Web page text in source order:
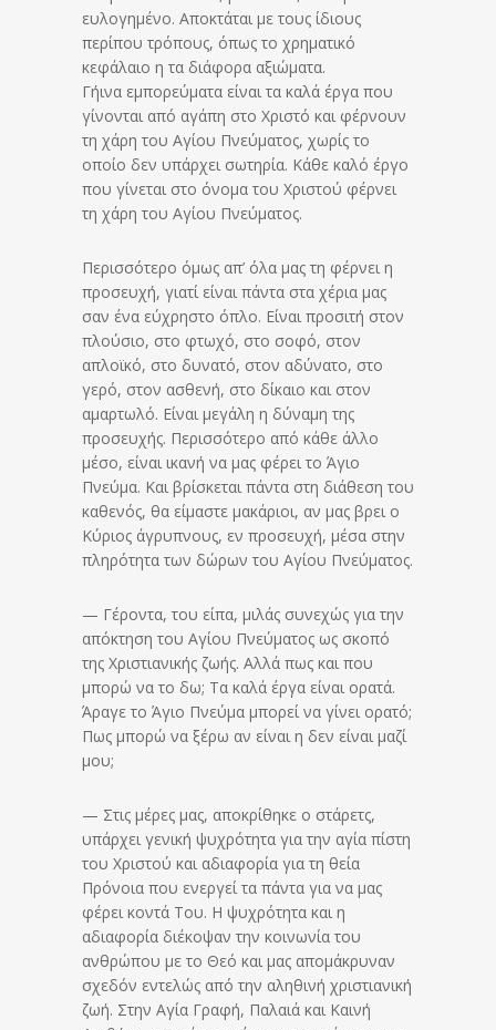
ευλογημένο. Αποκτάται με τους ίδιους
περίπου τρόπους, όπως το χρηματικό
κεφάλαιο η τα διάφορα αξιώματα.
Γήινα εμπορεύματα είναι τα καλά έργα που
γίνονται από αγάπη στο Χριστό και φέρνουν
τη χάρη του Αγίου Πνεύματος, χωρίς το
οποίο δεν υπάρχει σωτηρία. Κάθε καλό έργο
που γίνεται στο όνομα του Χριστού φέρνει
τη χάρη του Αγίου Πνεύματος.
Περισσότερο όμως απ’ όλα μας τη φέρνει η
προσευχή, γιατί είναι πάντα στα χέρια μας
σαν ένα εύχρηστο όπλο. Είναι προσιτή στον
πλούσιο, στο φτωχό, στο σοφό, στον
απλοϊκό, στο δυνατό, στον αδύνατο, στο
γερό, στον ασθενή, στο δίκαιο και στον
αμαρτωλό. Είναι μεγάλη η δύναμη της
προσευχής. Περισσότερο από κάθε άλλο
μέσο, είναι ικανή να μας φέρει το Άγιο
Πνεύμα. Και βρίσκεται πάντα στη διάθεση του
καθενός, θα είμαστε μακάριοι, αν μας βρει ο
Κύριος άγρυπνους, εν προσευχή, μέσα στην
πληρότητα των δώρων του Αγίου Πνεύματος.
— Γέροντα, του είπα, μιλάς συνεχώς για την
απόκτηση του Αγίου Πνεύματος ως σκοπό
της Χριστιανικής ζωής. Αλλά πως και που
μπορώ να το δω; Τα καλά έργα είναι ορατά.
Άραγε το Άγιο Πνεύμα μπορεί να γίνει ορατό;
Πως μπορώ να ξέρω αν είναι η δεν είναι μαζί
μου;
— Στις μέρες μας, αποκρίθηκε ο στάρετς,
υπάρχει γενική ψυχρότητα για την αγία πίστη
του Χριστού και αδιαφορία για τη θεία
Πρόνοια που ενεργεί τα πάντα για να μας
φέρει κοντά Του. Η ψυχρότητα και η
αδιαφορία διέκοψαν την κοινωνία του
ανθρώπου με το Θεό και μας απομάκρυναν
σχεδόν εντελώς από την αληθινή χριστιανική
ζωή. Στην Αγία Γραφή, Παλαιά και Καινή